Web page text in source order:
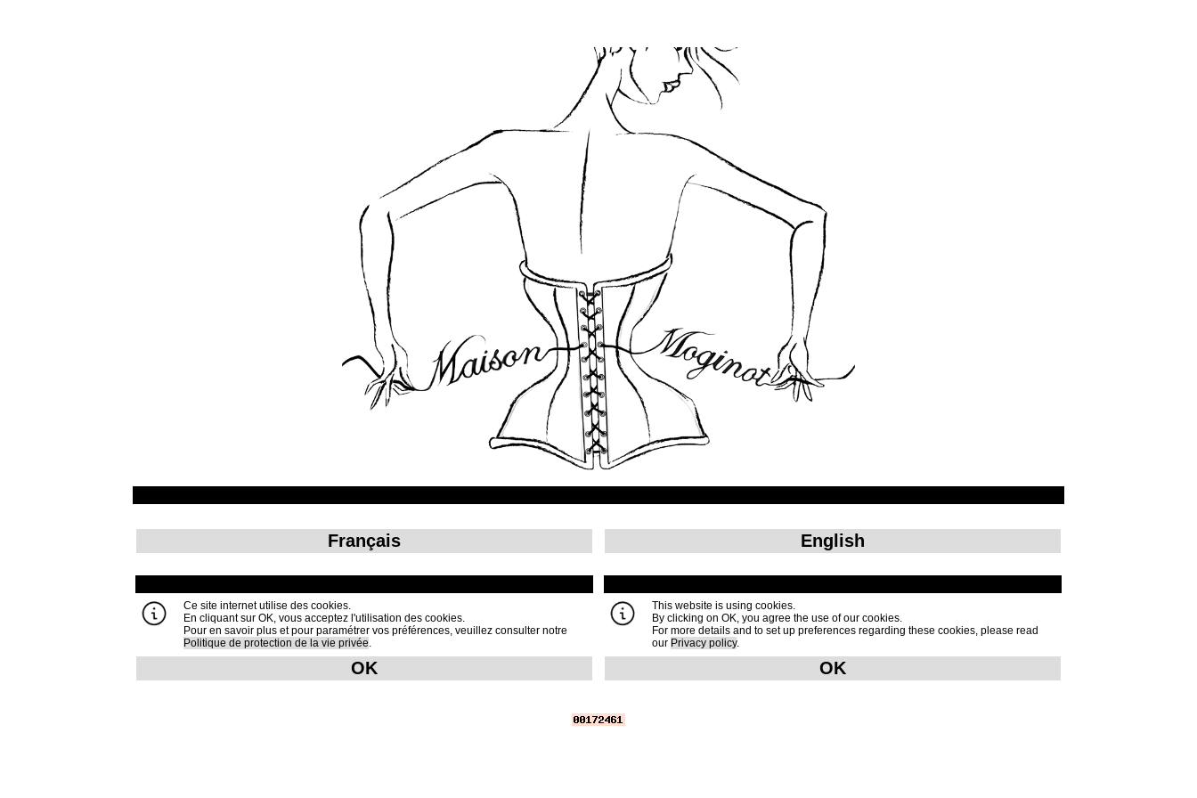
Français
Ce site internet utilise des cookies.
En cliquant sur OK, vous acceptez l'utilisation des cookies.
Pour en savoir plus et pour paramétrer vos préférences, veuillez consulter notre
Politique de protection de la vie privée.
OK
English
This website is using cookies.
By clicking on OK, you agree the use of our cookies.
For more details and to set up preferences regarding these cookies, please read
our Privacy policy.
OK